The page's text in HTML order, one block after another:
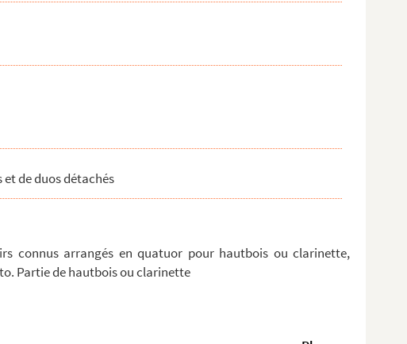
et alto...
de duos détachés
connus arrangés en quatuor pour hautbois ou clarinette,
Partie de hautbois ou clarinette